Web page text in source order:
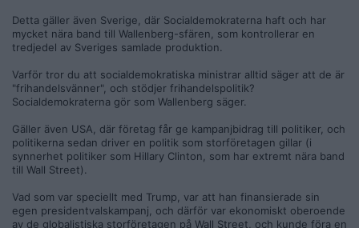
Detta gäller även Sverige, där Socialdemokraterna haft och har
mycket nära band till Wallenberg-sfären, som kontrollerar en
tredjedel av Sveriges samlade produktion.
Varför tror du att socialdemokratiska ministrar alltid säger att de är
"frihandelsvänner", och stödjer frihandelspolitik?
Socialdemokraterna gör som Wallenberg säger.
Gäller även USA, där företag får ge kampanjbidrag till politiker, och
politikerna sedan driver en politik som storföretagen gillar (i
synnerhet politiker som Hillary Clinton, som har extremt nära band
till Wall Street).
Vad som var speciellt med Trump, var att han finansierade sin
egen presidentvalskampanj, och därför var ekonomiskt oberoende
av de globalistiska storföretagen på Wall Street, och kunde föra en